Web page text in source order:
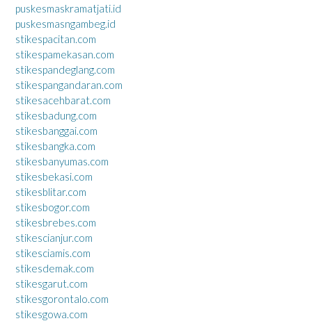
puskesmaskramatjati.id
puskesmasngambeg.id
stikespacitan.com
stikespamekasan.com
stikespandeglang.com
stikespangandaran.com
stikesacehbarat.com
stikesbadung.com
stikesbanggai.com
stikesbangka.com
stikesbanyumas.com
stikesbekasi.com
stikesblitar.com
stikesbogor.com
stikesbrebes.com
stikescianjur.com
stikesciamis.com
stikesdemak.com
stikesgarut.com
stikesgorontalo.com
stikesgowa.com